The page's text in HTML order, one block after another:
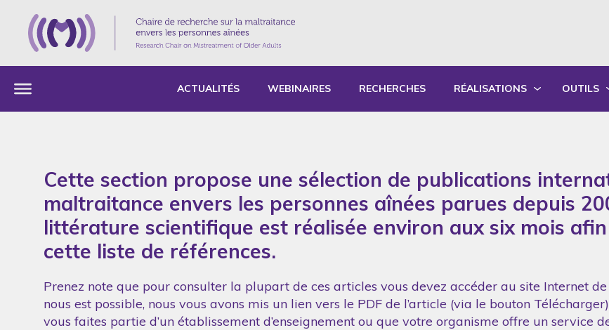
ACTUALITÉS WEBINAIRES RECHERCHES RÉALISATIONS
SYNTHÈSE DES RAPPORTS
OUTILS
Cette section propose une sélection de publications
maltraitance envers les personnes aînées parues depuis
littérature scientifique est réalisée environ aux six mois
cette liste de références.
Prenez note que pour consulter la plupart de ces articles vous devez accéder au site Internet
nous est possible, nous vous avons mis un lien vers le PDF de l’article (via le bouton
vous faites partie d’un établissement d’enseignement ou que votre organisme offre un service